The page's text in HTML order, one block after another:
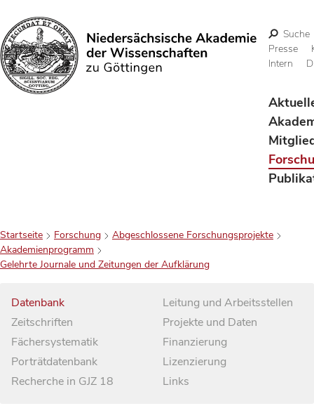
Suchen
Suche
Presse
Intern
Startseite Forschung
Abgeschlossene Forschungsprojekte
Akademienprogramm
Gelehrte Journale und Zeitungen der Aufklärung
Datenbank
Zeitschriften
Fächersystematik
Porträtdatenbank
Recherche in GJZ 18
Leitung und Arbeitsstellen
Projekte und Daten
Finanzierung
Lizenzierung
Links